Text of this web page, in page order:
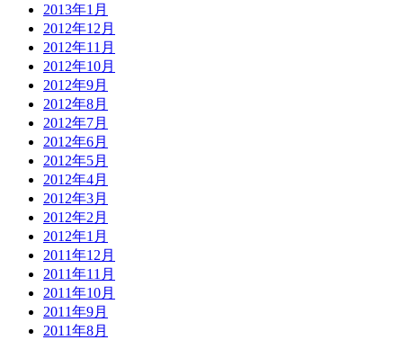
2013年1月
2012年12月
2012年11月
2012年10月
2012年9月
2012年8月
2012年7月
2012年6月
2012年5月
2012年4月
2012年3月
2012年2月
2012年1月
2011年12月
2011年11月
2011年10月
2011年9月
2011年8月